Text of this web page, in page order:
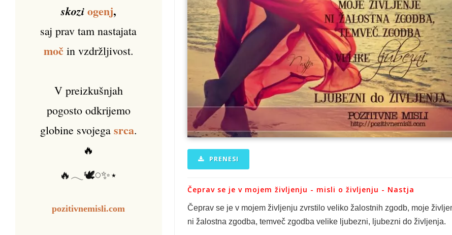
PRENESI
Čeprav se je v mojem življenju - misli o življenju - Nastja
Čeprav se je v mojem življenju zvrstilo veliko žalostnih zgodb, moje
ni žalostna zgodba, temveč zgodba velike ljubezni, ljubezni do življenja.
skozi ogenj,
saj prav tam nastajata
močin vzdržljivost.
V preizkušnjah
pogosto odkrijemo
globine svojega srca.
🔥
🔥𓂃🕊️𓏸✨⋆
pozitivnemisli.com